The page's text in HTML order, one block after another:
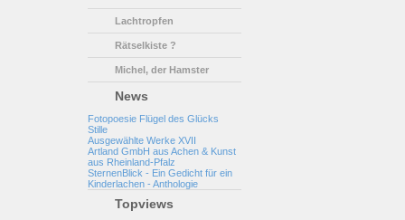
Lachtropfen
Rätselkiste ?
Michel, der Hamster
News
Fotopoesie Flügel des Glücks
Stille
Ausgewählte Werke XVII
Artland GmbH aus Achen & Kunst
aus Rheinland-Pfalz
SternenBlick - Ein Gedicht für ein
Kinderlachen - Anthologie
Topviews